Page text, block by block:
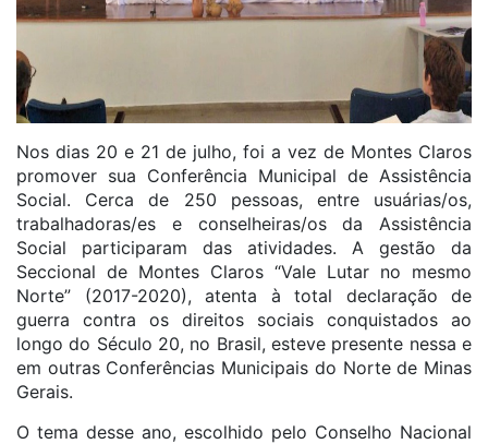
Nos dias 20 e 21 de julho, foi a vez de Montes Claros
promover sua Conferência Municipal de Assistência
Social. Cerca de 250 pessoas, entre usuárias/os,
trabalhadoras/es e conselheiras/os da Assistência
Social participaram das atividades. A gestão da
Seccional de Montes Claros “Vale Lutar no mesmo
Norte” (2017-2020), atenta à total declaração de
guerra contra os direitos sociais conquistados ao
longo do Século 20, no Brasil, esteve presente nessa e
em outras Conferências Municipais do Norte de Minas
Gerais.
O tema desse ano, escolhido pelo Conselho Nacional